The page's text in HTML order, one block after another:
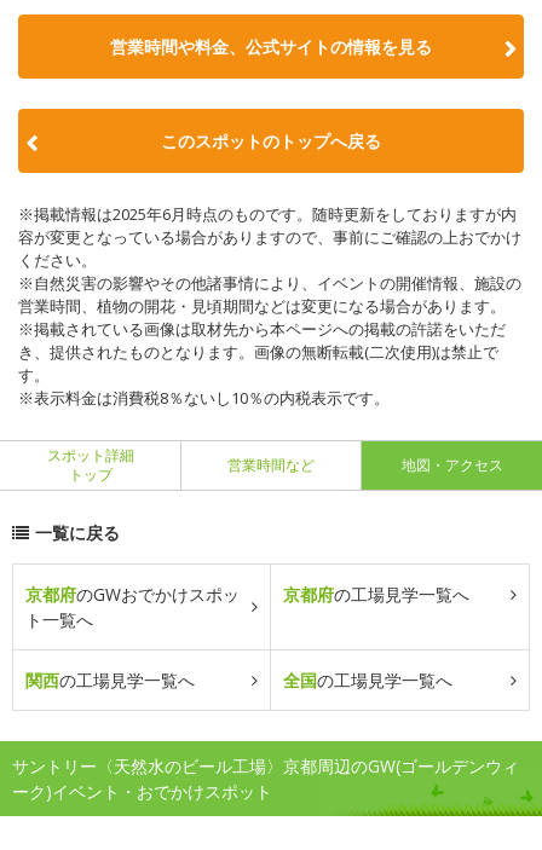
営業時間や料金、公式サイトの情報を見る
このスポットのトップへ戻る
※掲載情報は2025年6月時点のものです。随時更新をしておりますが内
容が変更となっている場合がありますので、事前にご確認の上おでかけ
ください。
※自然災害の影響やその他諸事情により、イベントの開催情報、施設の
営業時間、植物の開花・見頃期間などは変更になる場合があります。
※掲載されている画像は取材先から本ページへの掲載の許諾をいただ
き、提供されたものとなります。画像の無断転載(二次使用)は禁止で
す。
※表示料金は消費税8％ないし10％の内税表示です。
スポット詳細
トップ
営業時間など 地図・アクセス
一覧に戻る
京都府のGWおでかけスポッ
ト一覧へ
京都府の工場見学一覧へ
関西の工場見学一覧へ 全国の工場見学一覧へ
サントリー〈天然水のビール工場〉京都周辺のGW(ゴールデンウィ
ーク)イベント・おでかけスポット